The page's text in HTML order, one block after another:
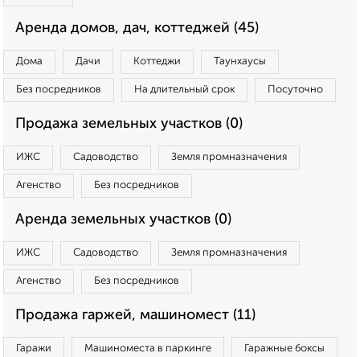
Аренда домов, дач, коттеджей (45)
Дома Дачи Коттеджи Таунхаусы
Без посредников На длительный срок Посуточно
Продажа земельных участков (0)
ИЖС Садоводство Земля промназначения
Агенство Без посредников
Аренда земельных участков (0)
ИЖС Садоводство Земля промназначения
Агенство Без посредников
Продажа гаржей, машиномест (11)
Гаражи Машиноместа в паркинге Гаражные боксы